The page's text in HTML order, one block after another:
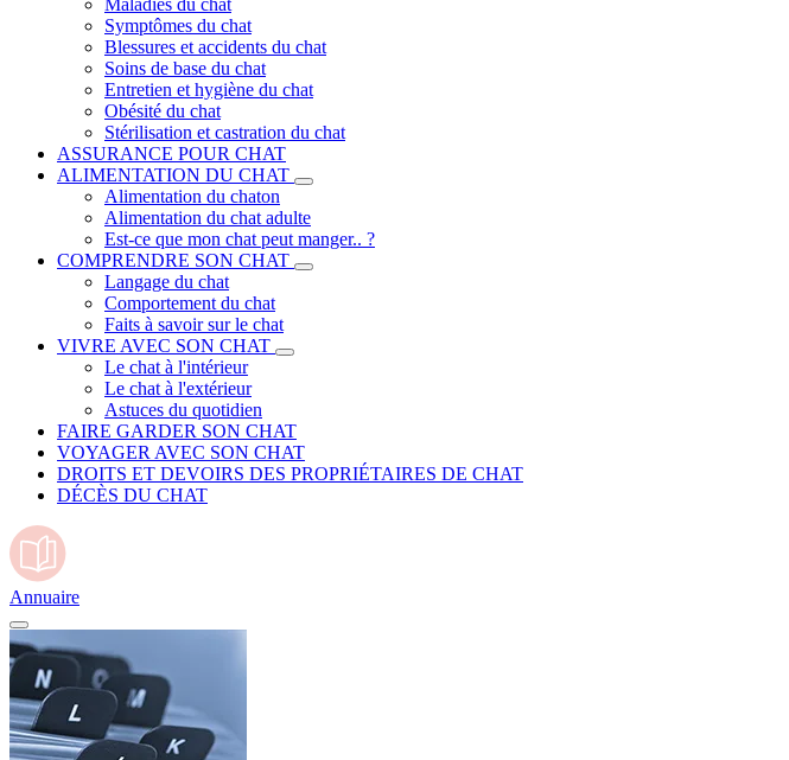
Maladies du chat
Symptômes du chat
Blessures et accidents du chat
Soins de base du chat
Entretien et hygiène du chat
Obésité du chat
Stérilisation et castration du chat
ASSURANCE POUR CHAT
ALIMENTATION DU CHAT
Alimentation du chaton
Alimentation du chat adulte
Est-ce que mon chat peut manger.. ?
COMPRENDRE SON CHAT
Langage du chat
Comportement du chat
Faits à savoir sur le chat
VIVRE AVEC SON CHAT
Le chat à l'intérieur
Le chat à l'extérieur
Astuces du quotidien
FAIRE GARDER SON CHAT
VOYAGER AVEC SON CHAT
DROITS ET DEVOIRS DES PROPRIÉTAIRES DE CHAT
DÉCÈS DU CHAT
Annuaire